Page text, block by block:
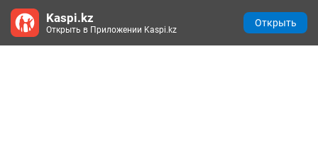
Kaspi.kz
Открыть в Приложении Kaspi.kz
Открыть